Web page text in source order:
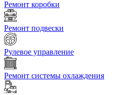
Ремонт коробки
Ремонт подвески
Рулевое управление
Ремонт системы охлаждения